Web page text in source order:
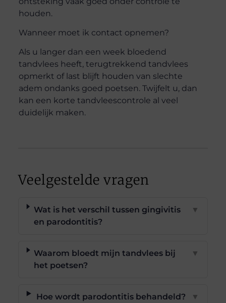
houden.
Wanneer moet ik contact opnemen?
Als u langer dan een week bloedend
tandvlees heeft, terugtrekkend tandvlees
opmerkt of last blijft houden van slechte
adem ondanks goed poetsen. Twijfelt u, dan
kan een korte tandvleescontrole al veel
duidelijk maken.
Veelgestelde vragen
Wat is het verschil tussen gingivitis
en parodontitis?
▼
Waarom bloedt mijn tandvlees bij
het poetsen?
▼
Hoe wordt parodontitis behandeld? ▼